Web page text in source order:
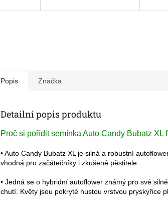
Popis Značka
Detailní popis produktu
Proč si pořídit semínka Auto Candy Bubatz XL
• Auto Candy Bubatz XL je silná a robustní
vhodná pro začátečníky i zkušené pěstitele.
• Jedná se o hybridní autoflower známý pro své
chutí. Květy jsou pokryté hustou vrstvou pryskyřice